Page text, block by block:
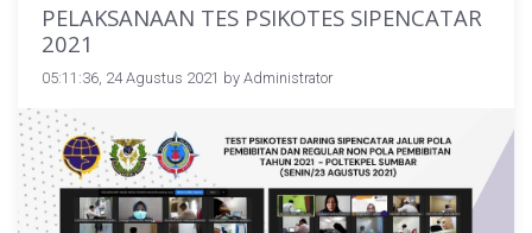
PELAKSANAAN TES PSIKOTES SIPENCATAR
2021
05:11:36, 24 Agustus 2021 by Administrator